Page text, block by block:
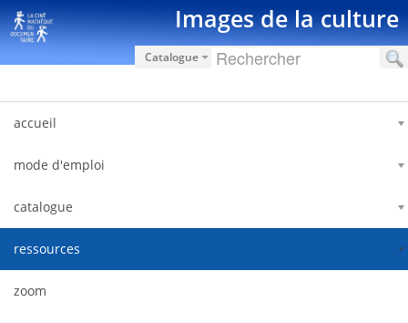
Skip to Content Images de la culture
Catalogue
accueil
mode d'emploi
catalogue
ressources
zoom